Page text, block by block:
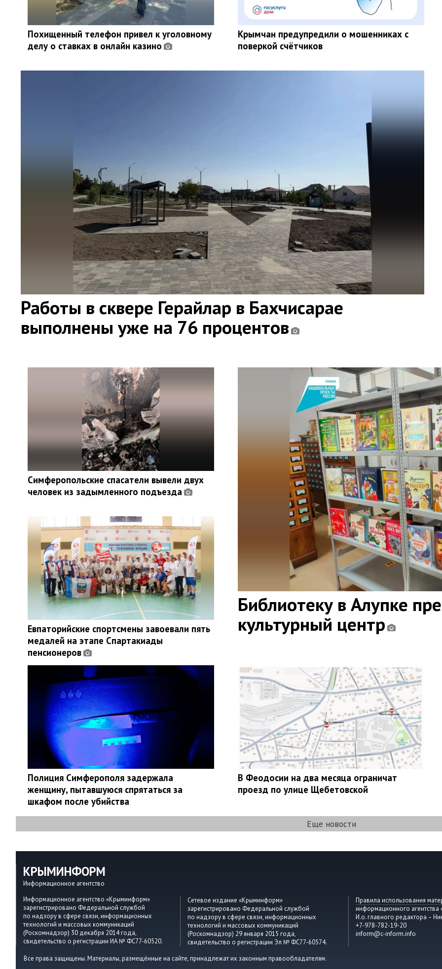
Похищенный телефон привел к уголовному
делу о ставках в онлайн казино
Крымчан предупредили о мошенниках с
поверкой счётчиков
Работы в сквере Герайлар в Бахчисарае
выполнены уже на 76 процентов
Библиотеку в Алупке
культурный центр
Симферопольские спасатели вывели двух
человек из задымленного подъезда
Евпаторийские спортсмены завоевали пять
медалей на этапе Спартакиады
пенсионеров
Полиция Симферополя задержала
женщину, пытавшуюся спрятаться за
шкафом после убийства
В Феодосии на два месяца ограничат
проезд по улице Щебетовской
Еще новости
КРЫМИНФОРМ
Информационное агентство
Информационное агентство «Крыминформ»
зарегистрировано Федеральной службой
по надзору в сфере связи, информационных
технологий и массовых коммуникаций
(Роскомнадзор) 30 декабря 2014 года,
свидетельство о регистрации ИА № ФС77-60520.
Сетевое издание «Крыминформ»
зарегистрировано Федеральной службой
по надзору в сфере связи, информационных
технологий и массовых коммуникаций
(Роскомнадзор) 29 января 2015 года,
свидетельство о регистрации Эл № ФС77-60574.
Правила использования
информационного
И.о. главного редактора –
+7-978-782-19-20
inform@c-inform.info
Все права защищены. Материалы, размещённые на сайте, принадлежат их законным правообладателям.